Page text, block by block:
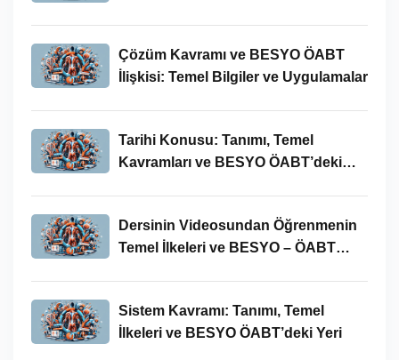
Çözüm Kavramı ve BESYO ÖABT
İlişkisi: Temel Bilgiler ve Uygulamalar
Tarihi Konusu: Tanımı, Temel
Kavramları ve BESYO ÖABT’deki
Dersinin Videosundan Öğrenmenin
Temel İlkeleri ve BESYO – ÖABT
Sistem Kavramı: Tanımı, Temel
İlkeleri ve BESYO ÖABT’deki Yeri